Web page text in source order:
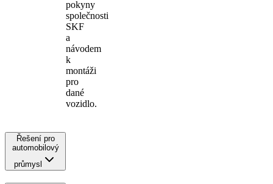
pokyny
společnosti
SKF
a
návodem
k
montáži
pro
dané
vozidlo.
Řešení pro
automobilový
průmysl